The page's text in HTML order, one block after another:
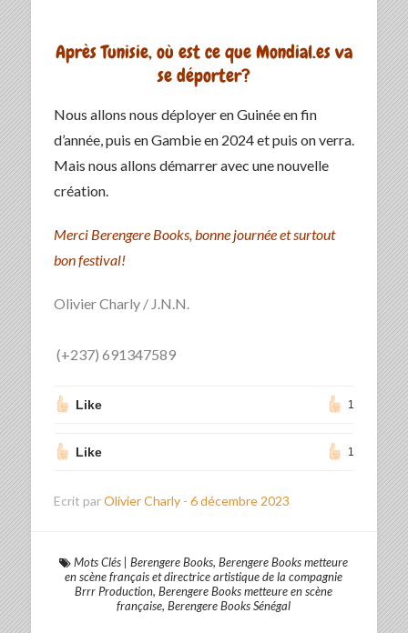
Après Tunisie, où est ce que Mondial.es va
se déporter?
Nous allons nous déployer en Guinée en fin
d’année, puis en Gambie en 2024 et puis on verra.
Mais nous allons démarrer avec une nouvelle
création.
Merci Berengere Books, bonne journée et surtout
bon festival!
Olivier Charly / J.N.N.
(+237) 691347589
Like 1
Like 1
Ecrit parOlivier Charly - 6 décembre 2023
Mots Clés |Berengere Books,Berengere Books metteure
en scène français et directrice artistique de la compagnie
Brrr Production,Berengere Books metteure en scène
française,Berengere Books Sénégal